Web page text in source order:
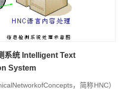
系统 Intelligent Text
System
，简称HNC）